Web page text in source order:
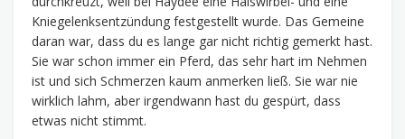
Kniegelenksentzündung festgestellt wurde. Das Gemeine
daran war, dass du es lange gar nicht richtig gemerkt hast.
Sie war schon immer ein Pferd, das sehr hart im Nehmen
ist und sich Schmerzen kaum anmerken ließ. Sie war nie
wirklich lahm, aber irgendwann hast du gespürt, dass
etwas nicht stimmt.